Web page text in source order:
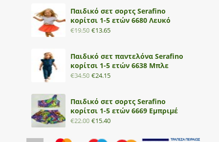
Παιδικό σετ σορτς Serafino
κορίτσι 1-5 ετών 6680 Λευκό
€19.50 €13.65
Παιδικό σετ παντελόνα Serafino
κορίτσι 1-5 ετών 6638 Μπλε
€34.50 €24.15
Παιδικό σετ σορτς Serafino
κορίτσι 1-5 ετών 6669 Εμπριμέ
€22.00 €15.40